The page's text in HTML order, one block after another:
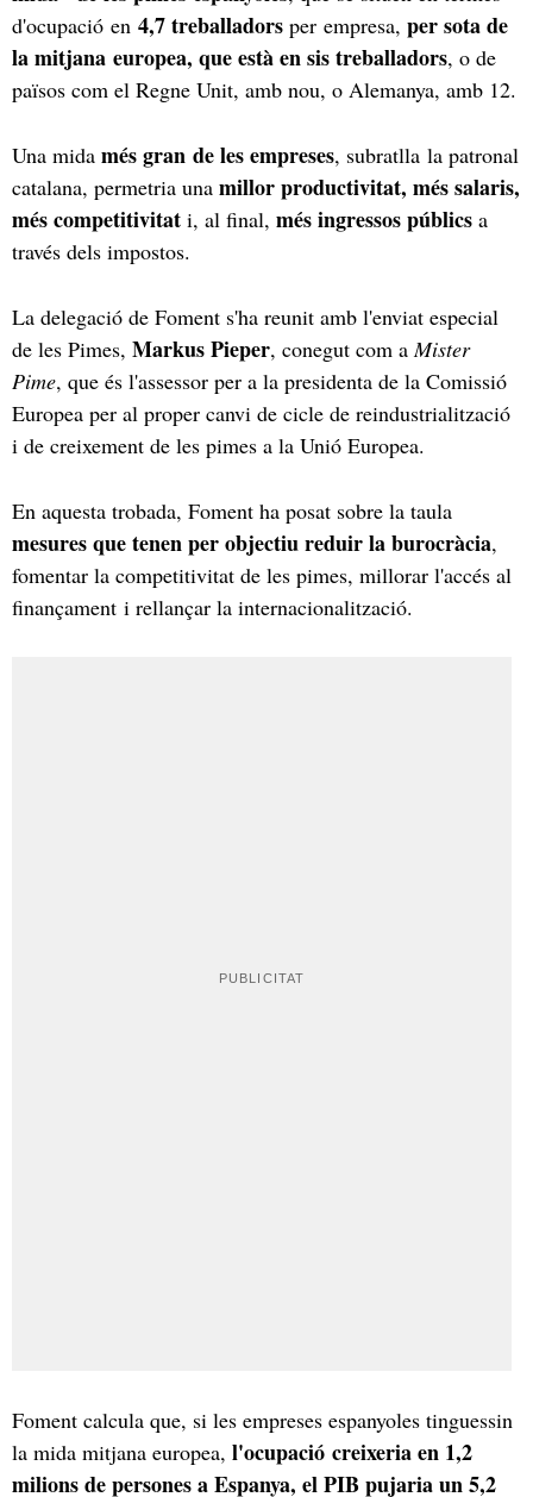
d'ocupació en 4,7 treballadors per empresa, per sota de
la mitjana europea, que està en sis treballadors, o de
països com el Regne Unit, amb nou, o Alemanya, amb 12.
Una mida més gran de les empreses, subratlla la patronal
catalana, permetria una millor productivitat, més salaris,
més competitivitat i, al final, més ingressos públics a
través dels impostos.
La delegació de Foment s'ha reunit amb l'enviat especial
de les Pimes, Markus Pieper, conegut com a Mister
Pime, que és l'assessor per a la presidenta de la Comissió
Europea per al proper canvi de cicle de reindustrialització
i de creixement de les pimes a la Unió Europea.
En aquesta trobada, Foment ha posat sobre la taula
mesures que tenen per objectiu reduir la burocràcia,
fomentar la competitivitat de les pimes, millorar l'accés al
finançament i rellançar la internacionalització.
Foment calcula que, si les empreses espanyoles tinguessin
la mida mitjana europea, l'ocupació creixeria en 1,2
milions de persones a Espanya, el PIB pujaria un 5,2